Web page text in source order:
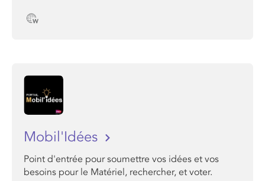
Mobil'Idées
Point d'entrée pour soumettre vos idées et vos
besoins pour le Matériel, rechercher, et voter.